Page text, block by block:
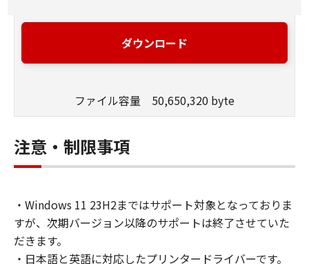
ンピューター（以下「指定機器」と言いま
す。）において、「本ソフトウェア」を使用
ること、アクセスすること、もしくは実行する
の非独占的権利をお客様に対して許諾します。
お客様は、また「指定機器」にネットワークを
通じて接続されたコンピューター上で、かかる
ェア」を使用させることができますが、かかる
コンピューターの使用者に本契約書上の義務お
よび条件を遵守させるとともに、その履行に関
し全責任を負うことを条件とします。
ダウンロード
ファイル容量 50,650,320 byte
注意・制限事項
・Windows 11 23H2まではサポート対象となっておりま
すが、次期バージョン以降のサポートは終了させていた
だきます。
・日本語と英語に対応したプリンタードライバーです。